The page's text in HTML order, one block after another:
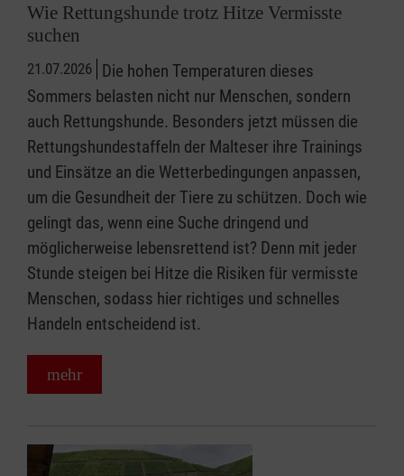
Wie Rettungshunde trotz Hitze Vermisste
suchen
21.07.2026 Die hohen Temperaturen dieses
Sommers belasten nicht nur Menschen, sondern
auch Rettungshunde. Besonders jetzt müssen die
Rettungshundestaffeln der Malteser ihre Trainings
und Einsätze an die Wetterbedingungen anpassen,
um die Gesundheit der Tiere zu schützen. Doch wie
gelingt das, wenn eine Suche dringend und
möglicherweise lebensrettend ist? Denn mit jeder
Stunde steigen bei Hitze die Risiken für vermisste
Menschen, sodass hier richtiges und schnelles
Handeln entscheidend ist.
mehr